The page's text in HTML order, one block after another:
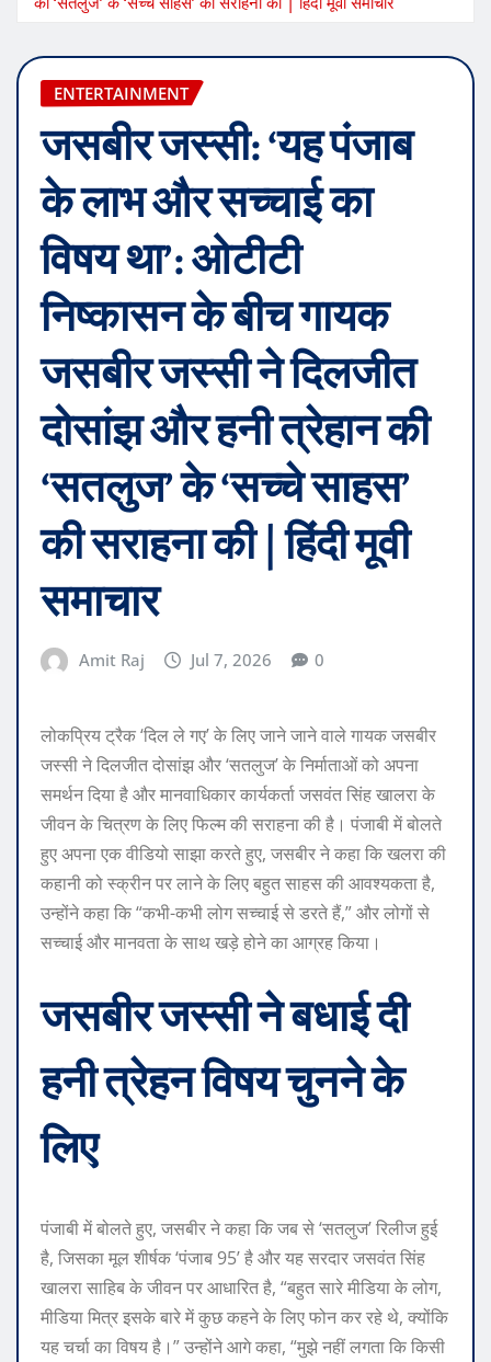
ENTERTAINMENT
जसबीर जस्सी: ‘यह पंजाब
के लाभ और सच्चाई का
विषय था’: ओटीटी
निष्कासन के बीच गायक
जसबीर जस्सी ने दिलजीत
दोसांझ और हनी त्रेहान की
‘सतलुज’ के ‘सच्चे साहस’
की सराहना की | हिंदी मूवी
समाचार
Amit Raj Jul 7, 2026 0
लोकप्रिय ट्रैक ‘दिल ले गए’ के ​​लिए जाने जाने वाले गायक जसबीर
जस्सी ने दिलजीत दोसांझ और ‘सतलुज’ के निर्माताओं को अपना
समर्थन दिया है और मानवाधिकार कार्यकर्ता जसवंत सिंह खालरा के
जीवन के चित्रण के लिए फिल्म की सराहना की है। पंजाबी में बोलते
हुए अपना एक वीडियो साझा करते हुए, जसबीर ने कहा कि खलरा की
कहानी को स्क्रीन पर लाने के लिए बहुत साहस की आवश्यकता है,
उन्होंने कहा कि “कभी-कभी लोग सच्चाई से डरते हैं,” और लोगों से
सच्चाई और मानवता के साथ खड़े होने का आग्रह किया।
जसबीर जस्सी ने बधाई दी
हनी त्रेहनविषय चुनने के
लिए
पंजाबी में बोलते हुए, जसबीर ने कहा कि जब से ‘सतलुज’ रिलीज हुई
है, जिसका मूल शीर्षक ‘पंजाब 95’ है और यह सरदार जसवंत सिंह
खालरा साहिब के जीवन पर आधारित है, “बहुत सारे मीडिया के लोग,
मीडिया मित्र इसके बारे में कुछ कहने के लिए फोन कर रहे थे, क्योंकि
यह चर्चा का विषय है।” उन्होंने आगे कहा, “मुझे नहीं लगता कि किसी